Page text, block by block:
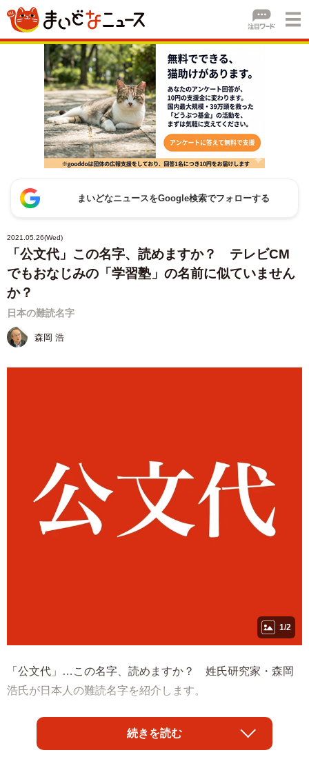
まいどなニュースをGoogle検索でフォローする
2021.05.26(Wed)
「公文代」この名字、読めますか？ テレビCM
でもおなじみの「学習塾」の名前に似ていません
か？
日本の難読名字
森岡 浩
1/2
「公文代」…この名字、読めますか？ 姓氏研究家・森岡
浩氏が日本人の難読名字を紹介します。
◇ ◇
続きを読む